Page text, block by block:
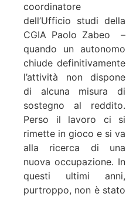
coordinatore
dell’Ufficio studi della
CGIA Paolo Zabeo
–
quando un autonomo
chiude definitivamente
l’attività non dispone
di alcuna misura di
sostegno al reddito.
Perso il lavoro ci si
rimette in gioco e si va
alla ricerca di una
nuova occupazione. In
questi ultimi anni,
purtroppo, non è stato